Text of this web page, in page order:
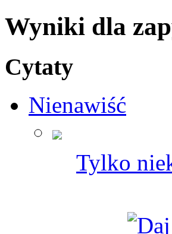
Wyniki dla
Cytaty
Nienawiść
Tylko